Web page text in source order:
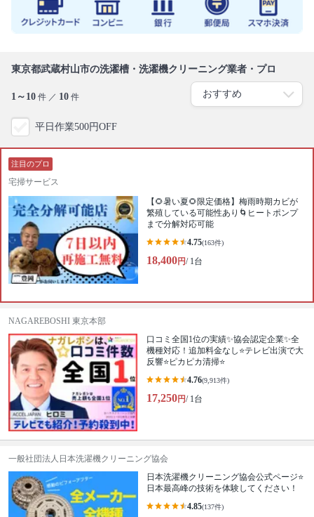
東京都武蔵村山市の洗濯槽・洗濯機クリーニング業者・プロ
1～10 件 ／ 10 件
平日作業500円OFF
注目のプロ
宅掃サービス
【🌻暑い夏🌻限定価格】梅雨時期カビが
繁殖している可能性あり🌀ヒートポンプ
まで分解対応可能
4.75(163件)
18,400円/ 1台
NAGAREBOSHI 東京本部
口コミ全国1位の実績✨協会認定企業✨全
機種対応！追加料金なし⭐テレビ出演で大
反響⭐ピカピカ清掃⭐
4.76(9,913件)
17,250円/ 1台
一般社団法人日本洗濯機クリーニング協会
日本洗濯機クリーニング協会公式ページ⭐
日本最高峰の技術を体験してください！
4.85(137件)